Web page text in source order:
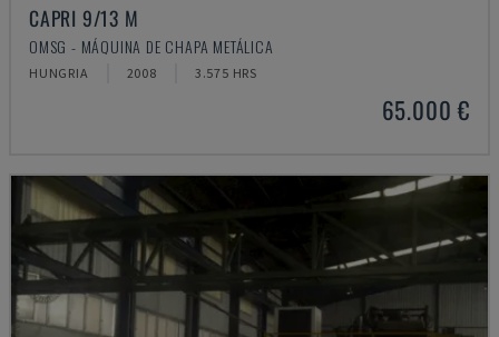
CAPRI 9/13 M
OMSG - MÁQUINA DE CHAPA METÁLICA
HUNGRIA 2008 3.575 HRS
65.000 €